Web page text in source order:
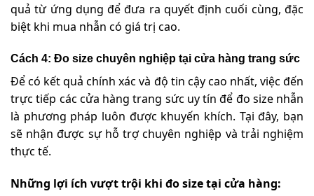
quả từ ứng dụng để đưa ra quyết định cuối cùng, đặc
biệt khi mua nhẫn có giá trị cao.
Cách 4: Đo size chuyên nghiệp tại cửa hàng trang sức
Để có kết quả chính xác và độ tin cậy cao nhất, việc đến
trực tiếp các cửa hàng trang sức uy tín để đo size nhẫn
là phương pháp luôn được khuyến khích. Tại đây, bạn
sẽ nhận được sự hỗ trợ chuyên nghiệp và trải nghiệm
thực tế.
Những lợi ích vượt trội khi đo size tại cửa hàng: